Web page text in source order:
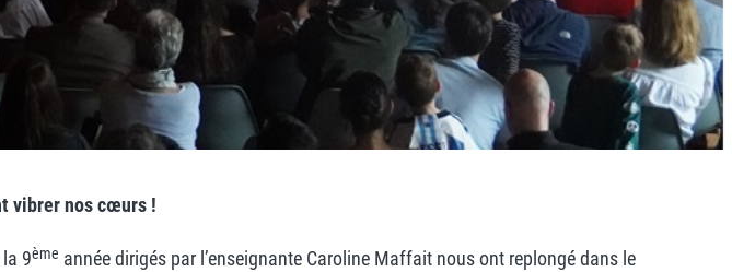
vibrer nos cœurs !
la 9ème année dirigés par l’enseignante Caroline Maffait nous ont replongé dans le